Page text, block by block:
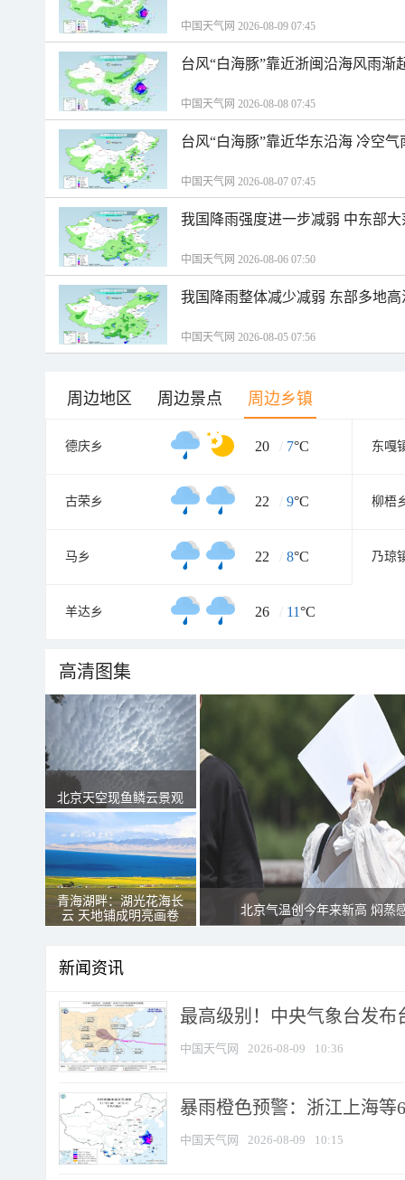
中国天气网 2026-08-09 07:45
台风“白海豚”靠近浙闽沿海风雨渐
中国天气网 2026-08-08 07:45
台风“白海豚”靠近华东沿海 冷空
中国天气网 2026-08-07 07:45
我国降雨强度进一步减弱 中东部
中国天气网 2026-08-06 07:50
我国降雨整体减少减弱 东部多地
中国天气网 2026-08-05 07:56
周边地区 周边景点 周边乡镇
德庆乡 20 / 7°C 东嘎
古荣乡 22 / 9°C 柳梧
马乡 22 / 8°C 乃琼
羊达乡 26 / 11°C
高清图集
北京天空现鱼鳞云景观
青海湖畔：湖光花海长
云 天地铺成明亮画卷
北京气温创今年来新高 焖蒸
新闻资讯
最高级别！中央气象台发布
中国天气网 2026-08-09 10:36
暴雨橙色预警：浙江上海等
中国天气网 2026-08-09 10:15